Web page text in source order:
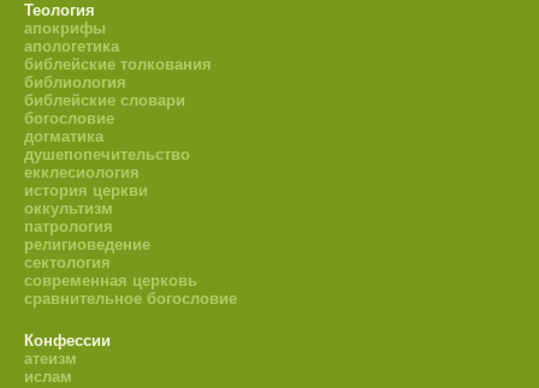
Теология
апокрифы
апологетика
библейские толкования
библиология
библейские словари
богословие
догматика
душепопечительство
екклесиология
история церкви
оккультизм
патрология
религиоведение
сектология
современная церковь
сравнительное богословие
Конфессии
атеизм
ислам